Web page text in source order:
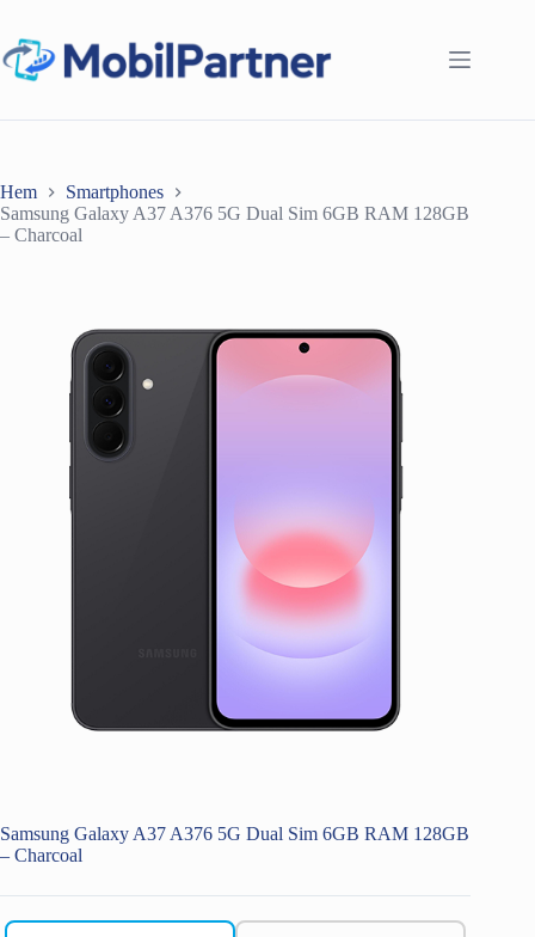
innehåll
Hem
Smartphones
Samsung Galaxy A37 A376 5G Dual Sim 6GB RAM 128GB
– Charcoal
Samsung Galaxy A37 A376 5G Dual Sim 6GB RAM 128GB
– Charcoal